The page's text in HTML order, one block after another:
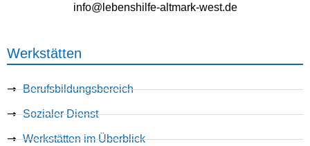
info@lebenshilfe-altmark-west.de
Werkstätten
Berufsbildungsbereich
Sozialer Dienst
Werkstätten im Überblick